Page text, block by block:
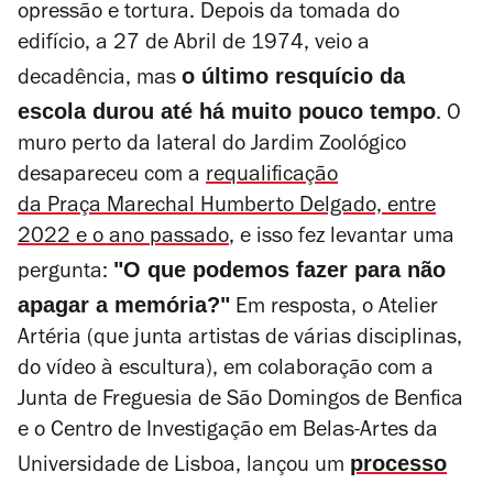
opressão e tortura. Depois da tomada do
edifício, a 27 de Abril de 1974, veio a
decadência, mas o último resquício da
escola durou até há muito pouco tempo. O
muro perto da lateral do Jardim Zoológico
desapareceu com a requalificação
daPraça Marechal Humberto Delgado, entre
2022 e o ano passado, e isso fez levantar uma
pergunta: "O que podemos fazer para não
apagar a memória?" Em resposta, o Atelier
Artéria (que junta artistas de várias disciplinas,
do vídeo à escultura), em colaboração com a
Junta de Freguesia de São Domingos de Benfica
e o Centro de Investigação em Belas-Artes da
Universidade de Lisboa, lançou um processo